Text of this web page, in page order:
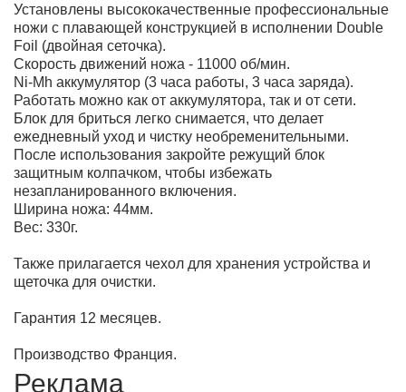
Установлены высококачественные профессиональные
ножи с плавающей конструкцией в исполнении Double
Foil (двойная сеточка).
Скорость движений ножа - 11000 об/мин.
Ni-Mh аккумулятор (3 часа работы, 3 часа заряда).
Работать можно как от аккумулятора, так и от сети.
Блок для бриться легко снимается, что делает
ежедневный уход и чистку необременительными.
После использования закройте режущий блок
защитным колпачком, чтобы избежать
незапланированного включения.
Ширина ножа: 44мм.
Вес: 330г.
Также прилагается чехол для хранения устройства и
щеточка для очистки.
Гарантия 12 месяцев.
Производство Франция.
Реклама